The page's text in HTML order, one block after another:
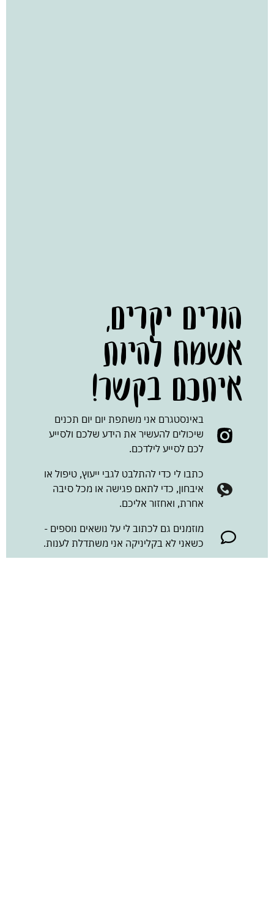
הורים יקרים,
אשמח להיות
איתכם בקשר!
באינסטגרם אני משתפת יום יום תכנים
שיכולים להעשיר את הידע שלכם ולסייע
לכם לסייע לילדכם.
כתבו לי כדי להתלבט לגבי ייעוץ, טיפול או
איבחון, כדי לתאם פגישה או מכל סיבה
אחרת, ואחזור אליכם.
מוזמנים גם לכתוב לי על נושאים נוספים -
כשאני לא בקליניקה אני משתדלת לענות.